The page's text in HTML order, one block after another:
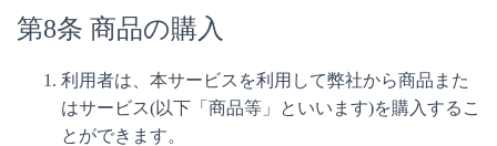
第8条 商品の購入
利用者は、本サービスを利用して弊社から商品また
はサービス(以下「商品等」といいます)を購入するこ
とができます。